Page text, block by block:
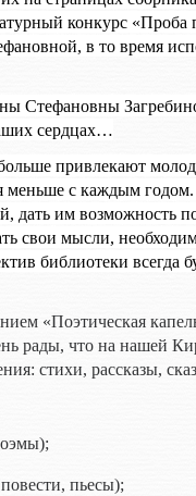
конкурс «Проба
в то время
Стефановны
сердцах…
привлекают
с каждым
дать им возможность
свои мысли,
библиотеки всегда
«Поэтическая
что на нашей
стихи, рассказы,
пьесы);